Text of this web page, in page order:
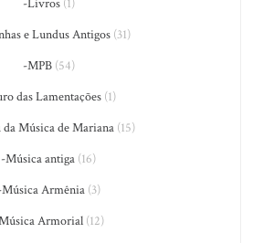
-Livros(1)
e Lundus Antigos (31)
-MPB(54)
das Lamentações (1)
da Música de Mariana(15)
-Música antiga (16)
Armênia(3)
Armorial(12)